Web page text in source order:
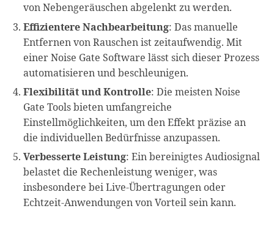
von Nebengeräuschen abgelenkt zu werden.
Effizientere Nachbearbeitung: Das manuelle
Entfernen von Rauschen ist zeitaufwendig. Mit
einer Noise Gate Software lässt sich dieser Prozess
automatisieren und beschleunigen.
Flexibilität und Kontrolle: Die meisten Noise
Gate Tools bieten umfangreiche
Einstellmöglichkeiten, um den Effekt präzise an
die individuellen Bedürfnisse anzupassen.
Verbesserte Leistung: Ein bereinigtes Audiosignal
belastet die Rechenleistung weniger, was
insbesondere bei Live-Übertragungen oder
Echtzeit-Anwendungen von Vorteil sein kann.